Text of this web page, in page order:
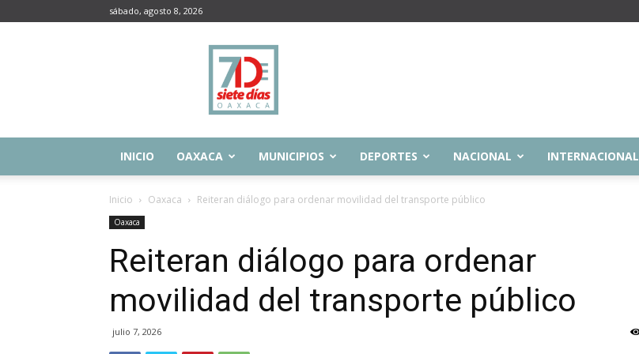
sábado, agosto 8, 2026
Siete
Días
Oaxaca
INICIO OAXACA MUNICIPIOS DEPORTES NACIONAL INTERNACIONAL
Inicio Oaxaca Reiteran diálogo para ordenar movilidad del transporte público
Oaxaca
Reiteran diálogo para ordenar
movilidad del transporte público
julio 7, 2026